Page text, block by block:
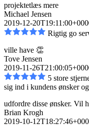
projektetlæs mere
Michael Jensen
2019-12-
Rigtig go
ville have 👏
Tove Jensen
2019-11-
5 store
sig ind i kundens ønsker
udfordre disse ønsker. Vil
Brian Krogh
2019-10-